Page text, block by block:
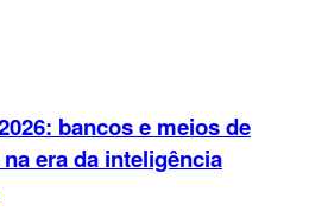
bancos e meios de
era da inteligência